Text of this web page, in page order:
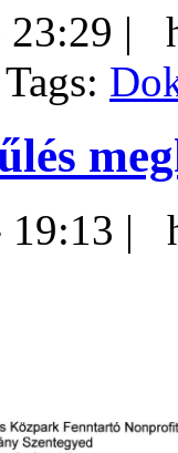
|
Tags:
|